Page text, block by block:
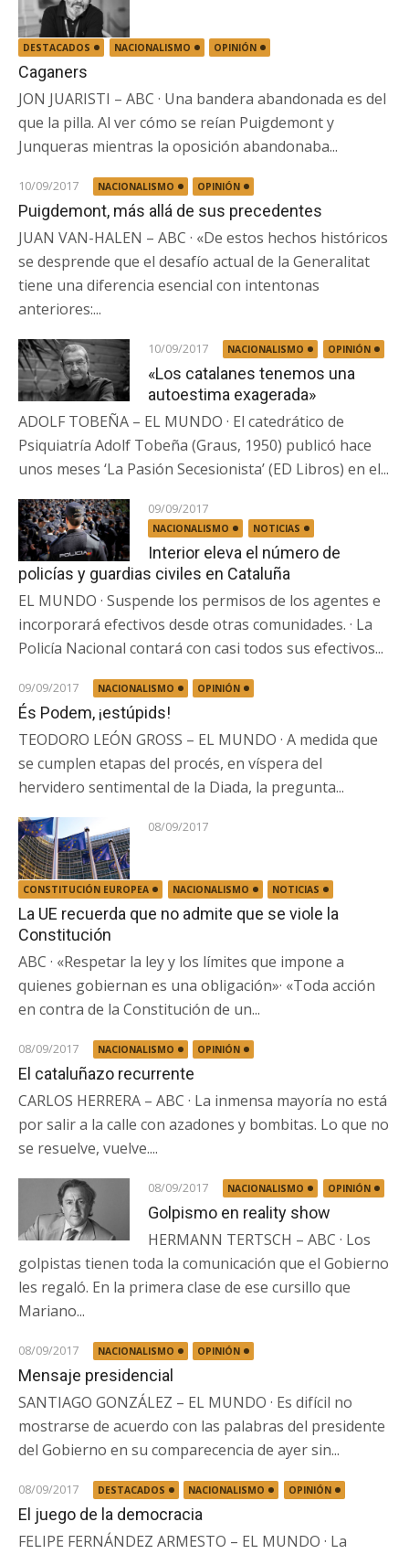
DESTACADOS NACIONALISMO OPINIÓN
Caganers
JON JUARISTI – ABC · Una bandera abandonada es del
que la pilla. Al ver cómo se reían Puigdemont y
Junqueras mientras la oposición abandonaba...
10/09/2017 NACIONALISMO OPINIÓN
Puigdemont, más allá de sus precedentes
JUAN VAN-HALEN – ABC · «De estos hechos históricos
se desprende que el desafío actual de la Generalitat
tiene una diferencia esencial con intentonas
anteriores:...
10/09/2017 NACIONALISMO OPINIÓN
«Los catalanes tenemos una
autoestima exagerada»
ADOLF TOBEÑA – EL MUNDO · El catedrático de
Psiquiatría Adolf Tobeña (Graus, 1950) publicó hace
unos meses ‘La Pasión Secesionista’ (ED Libros) en el...
09/09/2017
NACIONALISMO NOTICIAS
Interior eleva el número de
policías y guardias civiles en Cataluña
EL MUNDO · Suspende los permisos de los agentes e
incorporará efectivos desde otras comunidades. · La
Policía Nacional contará con casi todos sus efectivos...
09/09/2017 NACIONALISMO OPINIÓN
És Podem, ¡estúpids!
TEODORO LEÓN GROSS – EL MUNDO · A medida que
se cumplen etapas del procés, en víspera del
hervidero sentimental de la Diada, la pregunta...
08/09/2017
CONSTITUCIÓN EUROPEA NACIONALISMO NOTICIAS
La UE recuerda que no admite que se viole la
Constitución
ABC · «Respetar la ley y los límites que impone a
quienes gobiernan es una obligación»· «Toda acción
en contra de la Constitución de un...
08/09/2017 NACIONALISMO OPINIÓN
El cataluñazo recurrente
CARLOS HERRERA – ABC · La inmensa mayoría no está
por salir a la calle con azadones y bombitas. Lo que no
se resuelve, vuelve....
08/09/2017 NACIONALISMO OPINIÓN
Golpismo en reality show
HERMANN TERTSCH – ABC · Los
golpistas tienen toda la comunicación que el Gobierno
les regaló. En la primera clase de ese cursillo que
Mariano...
08/09/2017 NACIONALISMO OPINIÓN
Mensaje presidencial
SANTIAGO GONZÁLEZ – EL MUNDO · Es difícil no
mostrarse de acuerdo con las palabras del presidente
del Gobierno en su comparecencia de ayer sin...
08/09/2017 DESTACADOS NACIONALISMO OPINIÓN
El juego de la democracia
FELIPE FERNÁNDEZ ARMESTO – EL MUNDO · La